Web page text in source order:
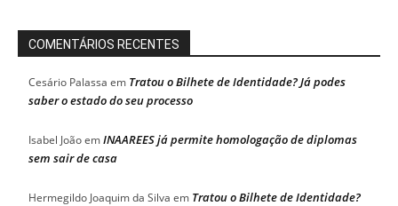
COMENTÁRIOS RECENTES
Cesário Palassa em Tratou o Bilhete de Identidade? Já podes
saber o estado do seu processo
Isabel JoãoemINAAREES já permite homologação de diplomas
sem sair de casa
Hermegildo Joaquim da Silva em Tratou o Bilhete de Identidade?